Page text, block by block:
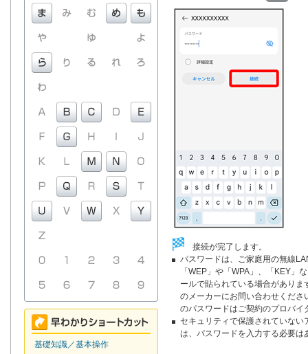
基礎知識／基本操作
接続が完了します。
パスワードは、ご家庭用の無線
「WEP」や「WPA」、「KEY」
ールで貼られている場合がありま
のメーカーにお問い合わせくださ
のパスワードはご契約のプロバイ
セキュリティで保護されていない
は、パスワードを入力する必要は